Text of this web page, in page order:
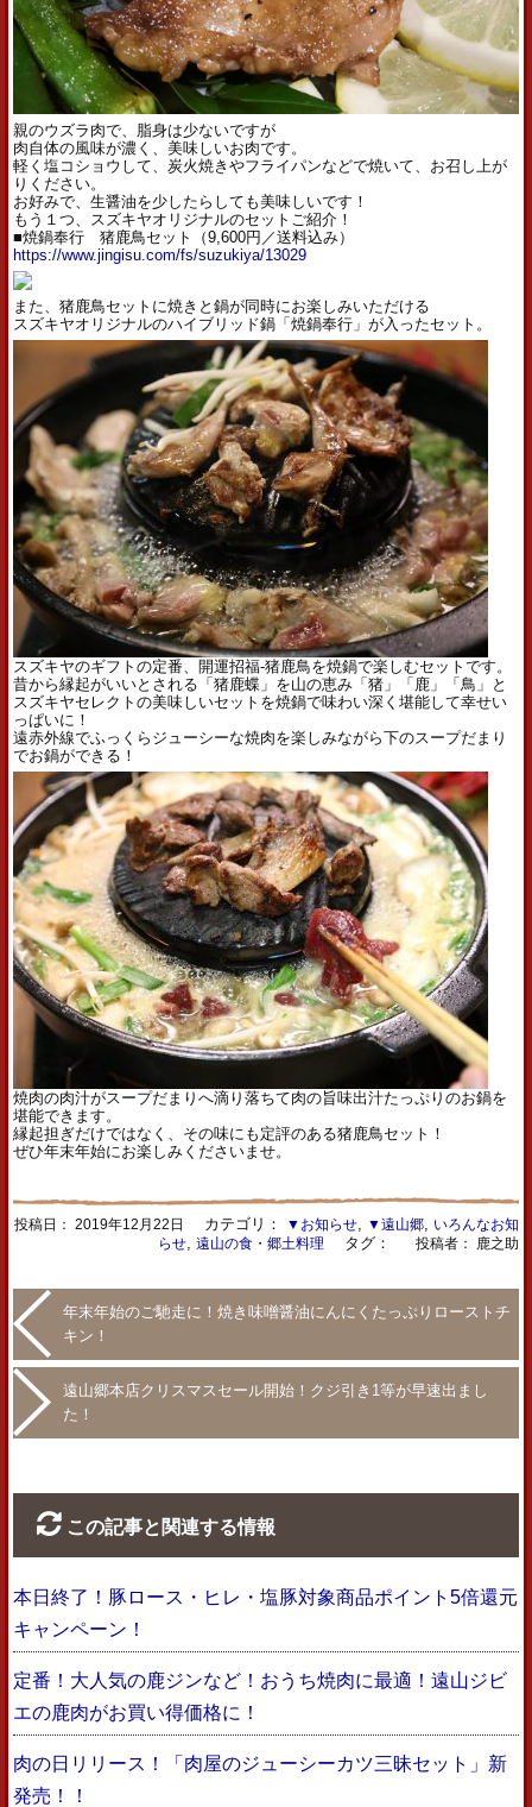
親のウズラ肉で、脂身は少ないですが
肉自体の風味が濃く、美味しいお肉です。
軽く塩コショウして、炭火焼きやフライパンなどで焼いて、お召し上が
りください。
お好みで、生醤油を少したらしても美味しいです！
もう１つ、スズキヤオリジナルのセットご紹介！
■焼鍋奉行 猪鹿鳥セット（9,600円／送料込み）
https://www.jingisu.com/fs/suzukiya/13029
また、猪鹿鳥セットに焼きと鍋が同時にお楽しみいただける
スズキヤオリジナルのハイブリッド鍋「焼鍋奉行」が入ったセット。
スズキヤのギフトの定番、開運招福-猪鹿鳥を焼鍋で楽しむセットです。
昔から縁起がいいとされる「猪鹿蝶」を山の恵み「猪」「鹿」「鳥」と
スズキヤセレクトの美味しいセットを焼鍋で味わい深く堪能して幸せい
っぱいに！
遠赤外線でふっくらジューシーな焼肉を楽しみながら下のスープだまり
でお鍋ができる！
焼肉の肉汁がスープだまりへ滴り落ちて肉の旨味出汁たっぷりのお鍋を
堪能できます。
縁起担ぎだけではなく、その味にも定評のある猪鹿鳥セット！
ぜひ年末年始にお楽しみくださいませ。
投稿日： 2019年12月22日 カテゴリ： ▼お知らせ, ▼遠山郷,
いろんなお知
らせ, 遠山の食・郷土料理 タグ： 投稿者： 鹿之助
年末年始のご馳走に！焼き味噌醤油にんにくたっぷりローストチ
キン！
遠山郷本店クリスマスセール開始！クジ引き1等が早速出まし
た！
この記事と関連する情報
本日終了！豚ロース・ヒレ・塩豚対象商品ポイント5倍還元
キャンペーン！
定番！大人気の鹿ジンなど！おうち焼肉に最適！遠山ジビ
エの鹿肉がお買い得価格に！
肉の日リリース！「肉屋のジューシーカツ三昧セット」新
発売！！